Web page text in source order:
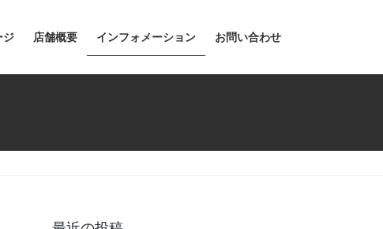
ジ 店舗概要 インフォメーション お問い合わせ